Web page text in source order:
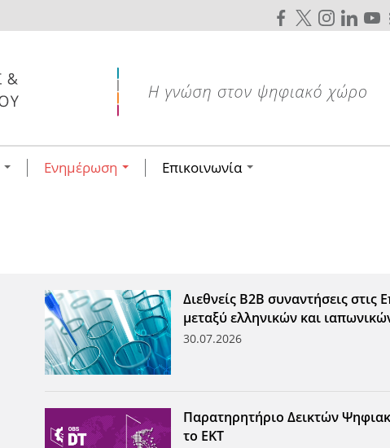
Ενημέρωση Επικοινωνία
Διεθνείς Β2Β συναντήσεις στις
μεταξύ ελληνικών και
30.07.2026
Παρατηρητήριο Δεικτών
το ΕΚΤ